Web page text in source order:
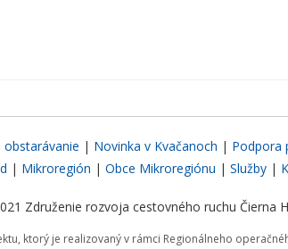
obstarávanie | Novinka v Kvačanoch | Podpora
| Mikroregión | Obce Mikroregiónu | Služby |
Združenie rozvoja cestovného ruchu Čierna
ktorý je realizovaný v rámci Regionálneho